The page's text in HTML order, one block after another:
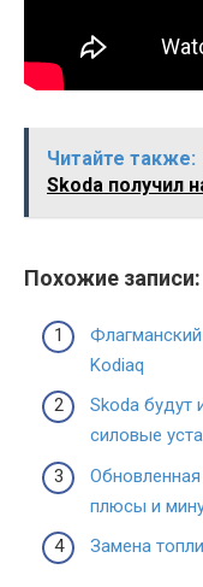
Читайте также:
Skoda получил
Похожие записи:
Kodiaq
Skoda будут
силовые
плюсы и
Замена